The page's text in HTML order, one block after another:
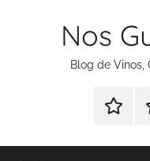
Nos
Blog de Vinos,
Tonics